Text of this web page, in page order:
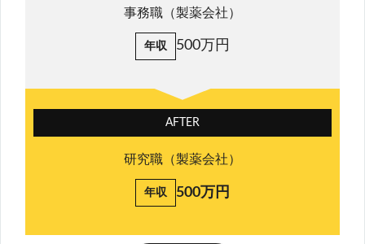
事務職（製薬会社）
年収 500万円
AFTER
研究職（製薬会社）
年収 500万円